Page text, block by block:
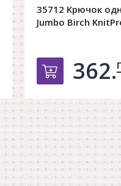
35712 Крючок
Jumbo Birch
Добавить
362.